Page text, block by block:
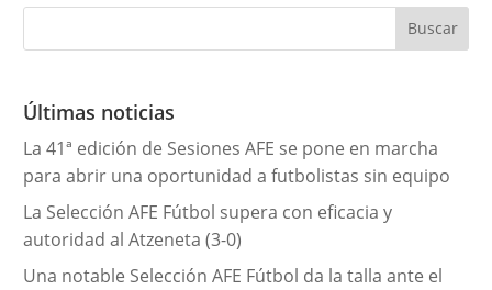
g
r
a
s
Últimas noticias
La 41ª edición de Sesiones AFE se pone en marcha
para abrir una oportunidad a futbolistas sin equipo
La Selección AFE Fútbol supera con eficacia y
autoridad al Atzeneta (3-0)
Una notable Selección AFE Fútbol da la talla ante el